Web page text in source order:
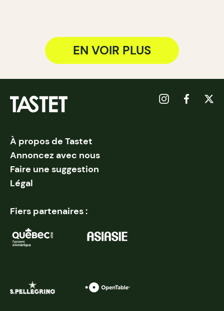
EN VOIR PLUS
À propos de Tastet
Annoncez avec nous
Faire une suggestion
Légal
Fiers partenaires :